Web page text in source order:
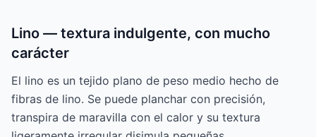
Lino — textura indulgente, con mucho
carácter
El lino es un tejido plano de peso medio hecho de
fibras de lino. Se puede planchar con precisión,
transpira de maravilla con el calor y su textura